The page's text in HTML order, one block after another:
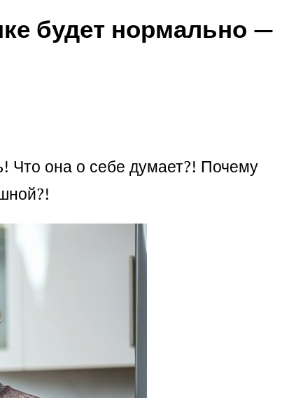
будет нормально —
Что она о себе думает?! Почему